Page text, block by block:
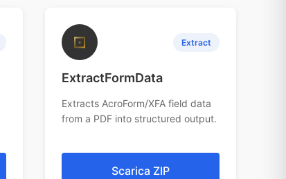
⊡ Extract
ExtractFormData
Extracts AcroForm/XFA field data
from a PDF into structured output.
Scarica ZIP